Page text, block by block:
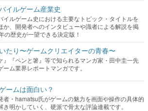
イルゲーム産業史
イルゲーム史における主要なトピック・タイトルを
か、開発者へのインタビューや識者による解説を掲
の歴史が一望できる決定版！
たり〜ゲームクリエイターの青春〜
』『ペンと箸』等で知られるマンガ家・田中圭一先
ーム業界レポートマンガです。
ームは面白い？
者・hamatsu氏がゲームの魅力を画面や操作の具体的
き明かしていく、硬派で骨太な評論連載です。